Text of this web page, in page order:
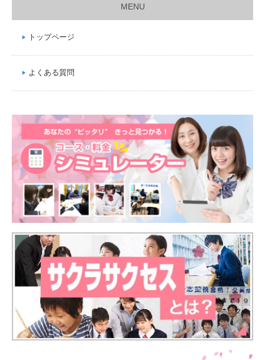
MENU
トップページ
よくある質問